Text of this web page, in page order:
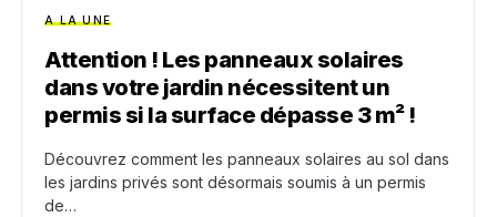
A LA UNE
Attention ! Les panneaux solaires
dans votre jardin nécessitent un
permis si la surface dépasse 3 m² !
Découvrez comment les panneaux solaires au sol dans
les jardins privés sont désormais soumis à un permis
de…